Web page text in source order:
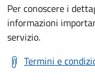
Per conoscere i
informazioni
servizio.
Termini e